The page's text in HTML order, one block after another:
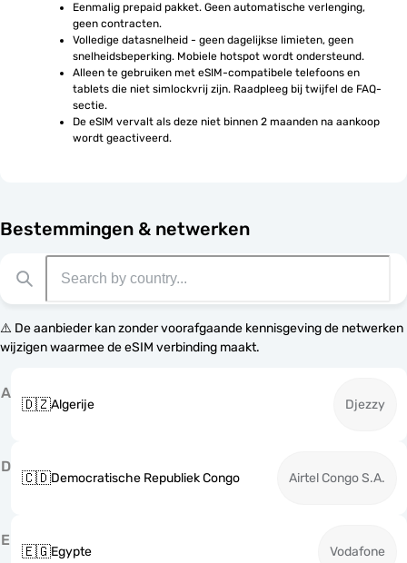
Eenmalig prepaid pakket. Geen automatische verlenging,
geen contracten.
Volledige datasnelheid - geen dagelijkse limieten, geen
snelheidsbeperking. Mobiele hotspot wordt ondersteund.
Alleen te gebruiken met eSIM-compatibele telefoons en
tablets die niet simlockvrij zijn. Raadpleeg bij twijfel de FAQ-
sectie.
De eSIM vervalt als deze niet binnen 2 maanden na aankoop
wordt geactiveerd.
Bestemmingen & netwerken
⚠️ De aanbieder kan zonder voorafgaande kennisgeving de netwerken
wijzigen waarmee de eSIM verbinding maakt.
A
🇩🇿Algerije Djezzy
D
🇨🇩Democratische Republiek Congo Airtel Congo S.A.
E
🇪🇬Egypte Vodafone